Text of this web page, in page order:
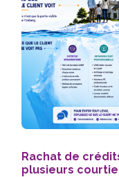
Rachat de
plusieurs